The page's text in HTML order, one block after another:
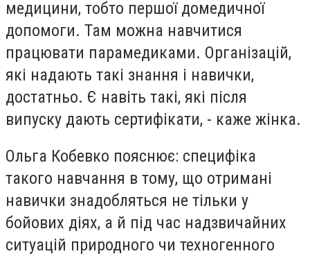
медицини, тобто першої домедичної
допомоги. Там можна навчитися
працювати парамедиками. Організацій,
які надають такі знання і навички,
достатньо. Є навіть такі, які після
випуску дають сертифікати, - каже жінка.
Ольга Кобевко пояснює: специфіка
такого навчання в тому, що отримані
навички знадобляться не тільки у
бойових діях, а й під час надзвичайних
ситуацій природного чи техногенного